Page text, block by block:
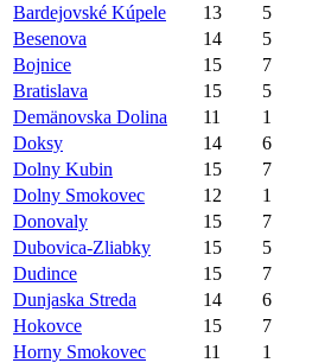
Bardejovské Kúpele
13 5
Besenova
14 5
Bojnice
15 7
Bratislava
15 5
Demänovska Dolina
11 1
Doksy
14 6
Dolny Kubin
15 7
Dolny Smokovec
12 1
Donovaly
15 7
Dubovica-Zliabky
15 5
Dudince
15 7
Dunjaska Streda
14 6
Hokovce
15 7
Horny Smokovec
11 1